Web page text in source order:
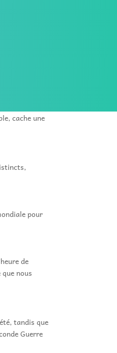
cache une
pour
de
nous
tandis que
Guerre